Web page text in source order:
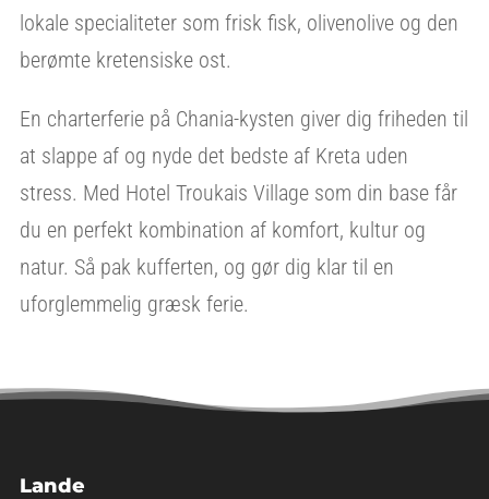
lokale specialiteter som frisk fisk, olivenolive og den
berømte kretensiske ost.
En charterferie på Chania-kysten giver dig friheden til
at slappe af og nyde det bedste af Kreta uden
stress. Med Hotel Troukais Village som din base får
du en perfekt kombination af komfort, kultur og
natur. Så pak kufferten, og gør dig klar til en
uforglemmelig græsk ferie.
Lande